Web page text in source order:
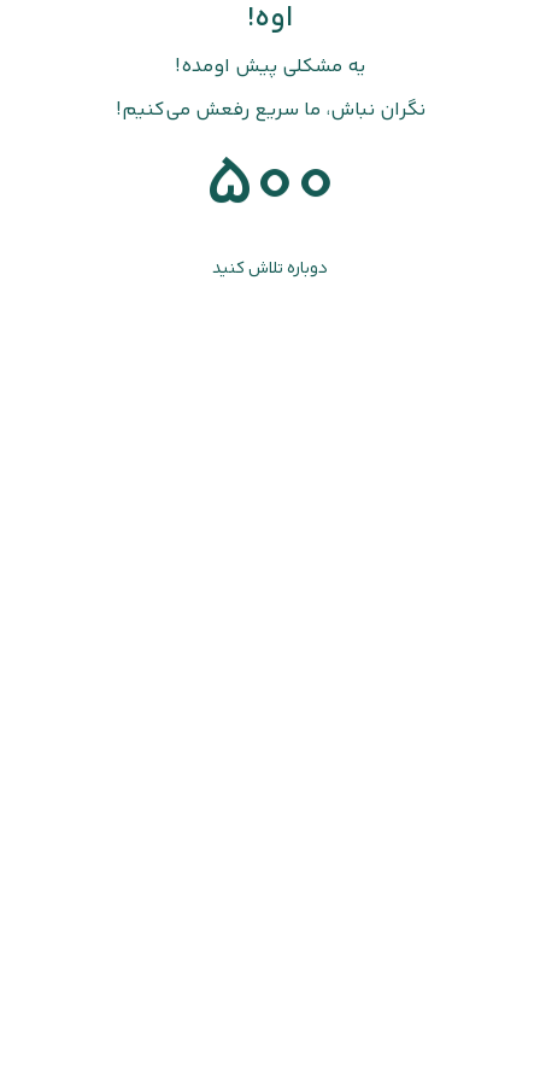
اوه!
یه مشکلی پیش اومده!
نگران نباش، ما سریع رفعش می‌کنیم!
500
دوباره تلاش کنید